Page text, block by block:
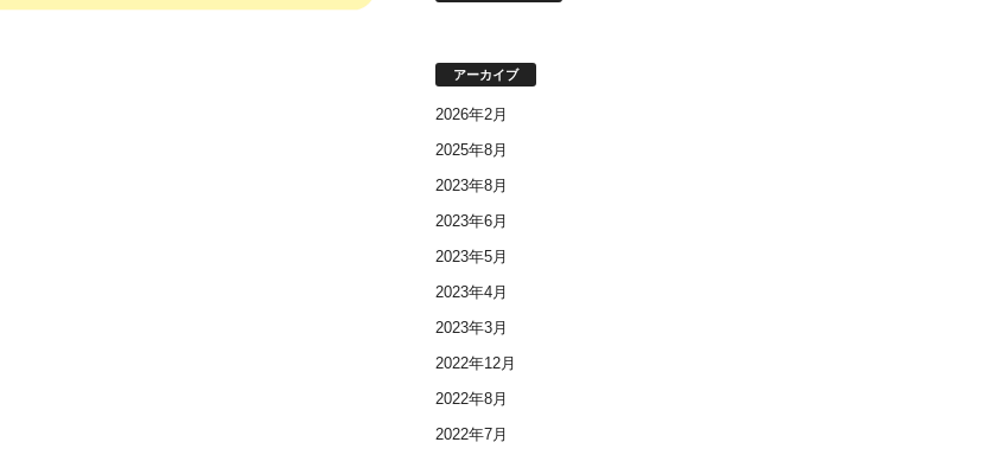
アーカイブ
2026年2月
2025年8月
2023年8月
2023年6月
2023年5月
2023年4月
2023年3月
2022年12月
2022年8月
2022年7月